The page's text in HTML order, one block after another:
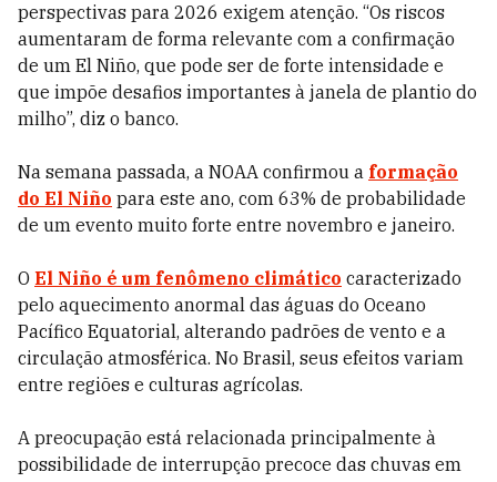
perspectivas para 2026 exigem atenção. “Os riscos
aumentaram de forma relevante com a confirmação
de um El Niño, que pode ser de forte intensidade e
que impõe desafios importantes à janela de plantio do
milho”, diz o banco.
Na semana passada, a NOAA confirmou a formação
do El Niño para este ano, com 63% de probabilidade
de um evento muito forte entre novembro e janeiro.
O El Niño é um fenômeno climático caracterizado
pelo aquecimento anormal das águas do Oceano
Pacífico Equatorial, alterando padrões de vento e a
circulação atmosférica. No Brasil, seus efeitos variam
entre regiões e culturas agrícolas.
A preocupação está relacionada principalmente à
possibilidade de interrupção precoce das chuvas em